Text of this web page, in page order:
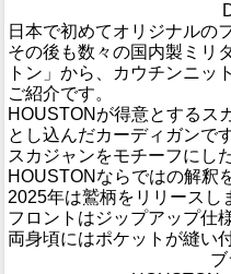
日本で初めてオリジナルの
その後も数々の国内製ミリ
トン」から、カウチンニッ
ご紹介です。
HOUSTONが得意とするス
とし込んだカーディガンです
スカジャンをモチーフにし
HOUSTONならではの解釈
2025年は鷲柄をリリースし
フロントはジップアップ仕様
両身頃にはポケットが縫い